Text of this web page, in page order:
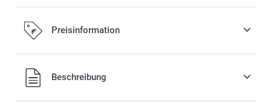
Preisinformation
Alle Preise verstehen sich in EURO (€) inkl. MwSt. und zzgl.
Versandkosten.Beschreibung